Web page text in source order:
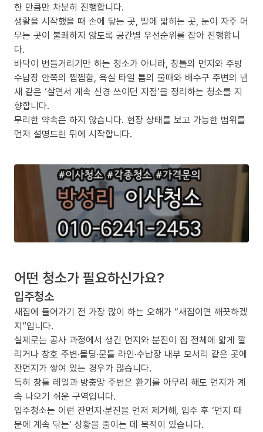
한 만큼만 차분히 진행합니다.
생활을 시작했을 때 손에 닿는 곳, 발에 밟히는 곳, 눈이 자주 머
무는 곳이 불쾌하지 않도록 공간별 우선순위를 잡아 진행합니
다.
바닥이 번들거리기만 하는 청소가 아니라, 창틀의 먼지와 주방
수납장 안쪽의 찝찝함, 욕실 타일 틈의 물때와 배수구 주변의 냄
새 같은 ‘살면서 계속 신경 쓰이던 지점’을 정리하는 청소를 지
향합니다.
무리한 약속은 하지 않습니다. 현장 상태를 보고 가능한 범위를
먼저 설명드린 뒤에 시작합니다.
어떤 청소가 필요하신가요?
입주청소
새집에 들어가기 전 가장 많이 하는 오해가 “새집이면 깨끗하겠
지”입니다.
실제로는 공사 과정에서 생긴 먼지와 분진이 집 전체에 얇게 깔
리거나 창호 주변·몰딩·문틀 라인·수납장 내부 모서리 같은 곳에
잔먼지가 쌓여 있는 경우가 많습니다.
특히 창틀 레일과 방충망 주변은 환기를 아무리 해도 먼지가 계
속 나오기 쉬운 구역입니다.
입주청소는 이런 잔먼지·분진을 먼저 제거해, 입주 후 ‘먼지 때
문에 계속 닦는’ 상황을 줄이는 데 목적이 있습니다.